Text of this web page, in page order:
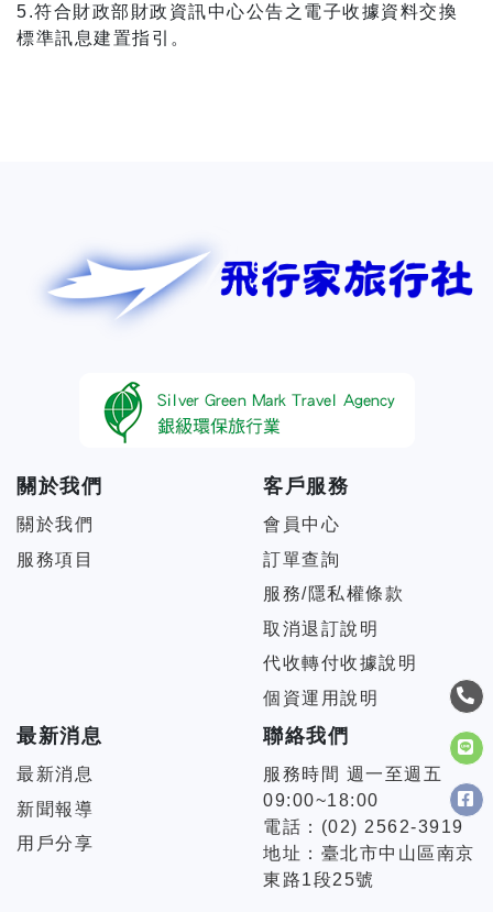
5.符合財政部財政資訊中心公告之電子收據資料交換
標準訊息建置指引。
關於我們
關於我們
服務項目
客戶服務
會員中心
訂單查詢
服務/隱私權條款
取消退訂說明
代收轉付收據說明
個資運用說明
最新消息
最新消息
新聞報導
用戶分享
聯絡我們
服務時間 週一至週五
09:00~18:00
電話：(02) 2562-3919
地址：臺北市中山區南京
東路1段25號